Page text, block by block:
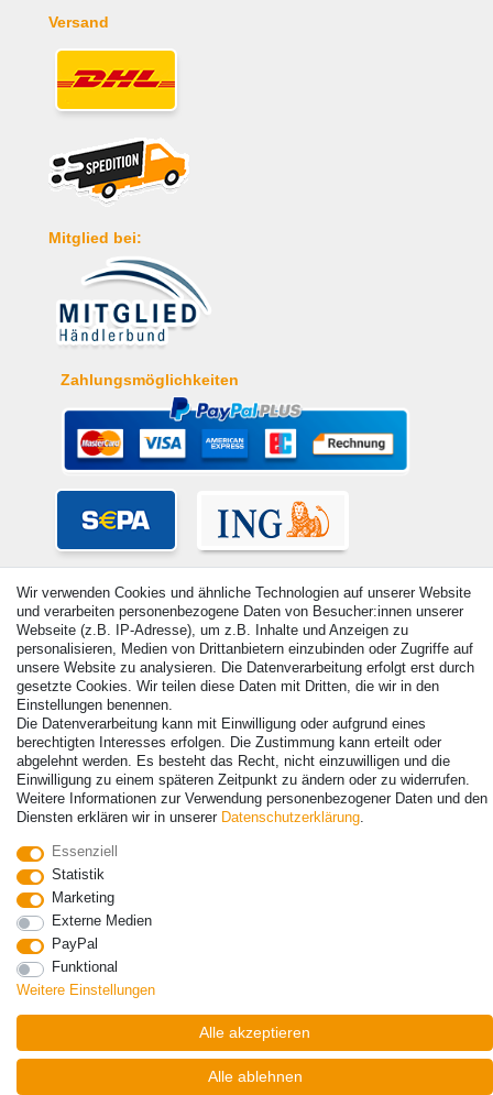
Versand
Mitglied bei:
Zahlungsmöglichkeiten
© Copyright 2026 | Alle Rechte vorbehalten. - Alle Rechte vorbehalten.
Preisangaben inkl. gesetzl. 19% MwSt. | Grundpreise siehe Artikeldetail | *Gilt für
Lieferungen nach Deutschland!
Wir verwenden Cookies und ähnliche Technologien auf unserer Website
und verarbeiten personenbezogene Daten von Besucher:innen unserer
Webseite (z.B. IP-Adresse), um z.B. Inhalte und Anzeigen zu
personalisieren, Medien von Drittanbietern einzubinden oder Zugriffe auf
unsere Website zu analysieren. Die Datenverarbeitung erfolgt erst durch
gesetzte Cookies. Wir teilen diese Daten mit Dritten, die wir in den
Einstellungen benennen.
Die Datenverarbeitung kann mit Einwilligung oder aufgrund eines
berechtigten Interesses erfolgen. Die Zustimmung kann erteilt oder
abgelehnt werden. Es besteht das Recht, nicht einzuwilligen und die
Einwilligung zu einem späteren Zeitpunkt zu ändern oder zu widerrufen.
Weitere Informationen zur Verwendung personenbezogener Daten und den
Diensten erklären wir in unserer Daten­schutz­erklärung.
Essenziell
Statistik
Marketing
Externe Medien
PayPal
Funktional
Weitere Einstellungen
Alle akzeptieren
Alle ablehnen